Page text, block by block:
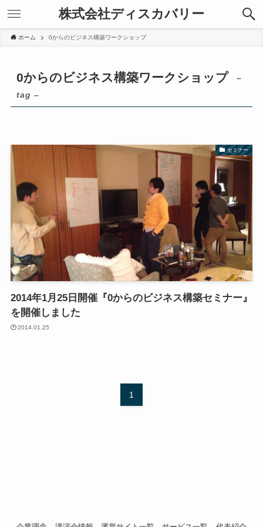
株式会社ディスカバリー
ホーム 0からのビジネス構築ワークショップ
0からのビジネス構築ワークショップ
–
tag –
セミナー
2014年1月25日開催『0からのビジネス構築セミナー』
を開催しました
2014.01.25
1